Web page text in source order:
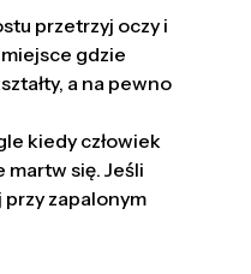
przetrzyj oczy i
gdzie
a na pewno
kiedy człowiek
martw się. Jeśli
przy zapalonym